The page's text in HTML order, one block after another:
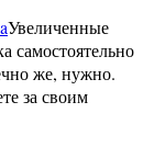
Увеличенные
самостоятельно
же, нужно.
за своим